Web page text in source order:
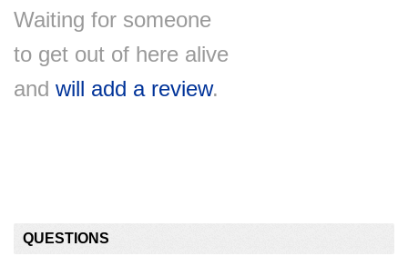
Waiting for someone
to get out of here alive
and will add a review.
QUESTIONS